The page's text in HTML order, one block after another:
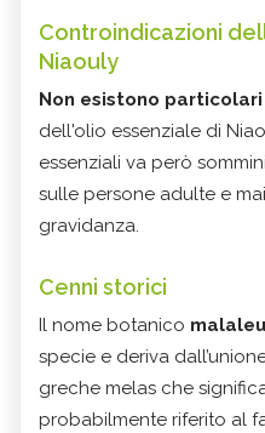
Controindicazioni
Niaouly
Non esistono
dell'olio essenziale di
essenziali va però
sulle persone adulte e
gravidanza.
Cenni storici
Il nome botanico
specie e deriva
greche melas che
probabilmente riferito al